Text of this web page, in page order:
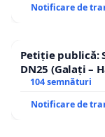
Notificare de
Petiție publică:
DN25 (Galați –
traseului în
104 semnături
Notificare de